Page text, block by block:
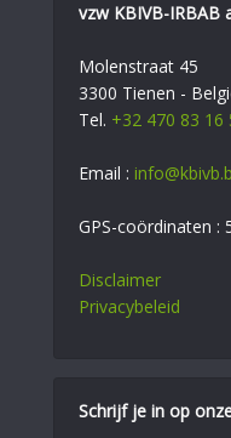
vzw KBIVB-IRBAB
Molenstraat 45
3300 Tienen -
Tel. +32 470 83 16
Email :
GPS-coördinaten :
Disclaimer
Privacybeleid
Schrijf je in op